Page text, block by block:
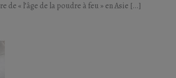
« l’âge de la poudre à feu » en Asie […]